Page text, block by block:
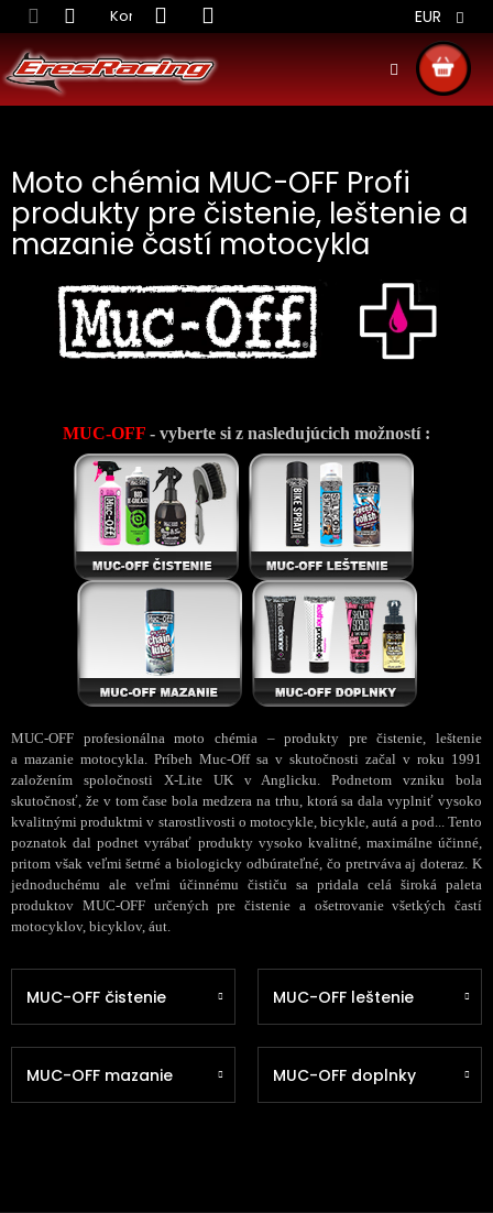
Prejsť
na
obsah
Kontakt Obchodné podmienky Doprava
EUR
KOŠÍK
Moto chémia MUC-OFF Profi
produkty pre čistenie, leštenie a
mazanie častí motocykla
MUC-OFF - vyberte si z nasledujúcich možností :
MUC-OFF profesionálna moto chémia – produkty pre čistenie, leštenie
a mazanie motocykla. Príbeh Muc-Off sa v skutočnosti začal v roku 1991
založením spoločnosti X-Lite UK v Anglicku. Podnetom vzniku bola
skutočnosť, že v tom čase bola medzera na trhu, ktorá sa dala vyplniť vysoko
kvalitnými produktmi v starostlivosti o motocykle, bicykle, autá a pod... Tento
poznatok dal podnet vyrábať produkty vysoko kvalitné, maximálne účinné,
pritom však veľmi šetrné a biologicky odbúrateľné, čo pretrváva aj doteraz. K
jednoduchému ale veľmi účinnému čističu sa pridala celá široká paleta
produktov MUC-OFF určených pre čistenie a ošetrovanie všetkých častí
motocyklov, bicyklov, áut.
MUC-OFF čistenie MUC-OFF leštenie
MUC-OFF mazanie MUC-OFF doplnky